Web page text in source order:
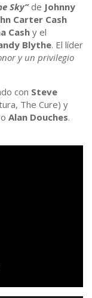
Sky”de Johnny
Carter Cash
Cashy el
Blythe. El líder
y un privilegio
con Steve
The Cure) y
Alan Douches.